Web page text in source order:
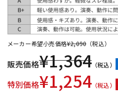
メーカー希望小売価格¥2,090 （税込）
販売価格¥1,364 （税込）
特別価格¥1,254 （税込）